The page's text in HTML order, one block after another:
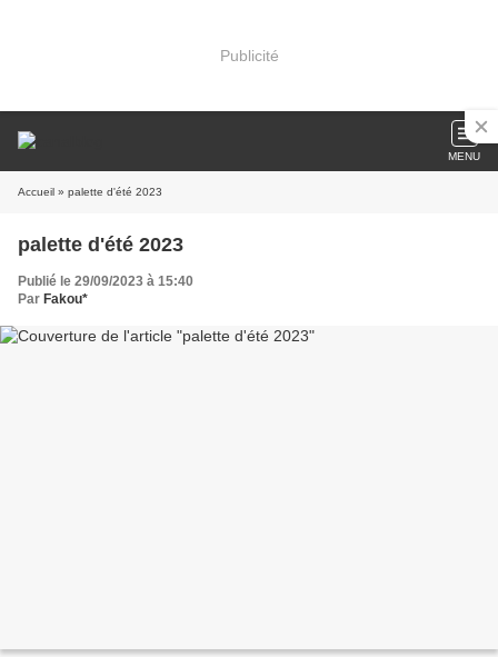
Publicité
MENU
Accueil » palette d'été 2023
palette d'été 2023
Publié le 29/09/2023 à 15:40
Par Fakou*